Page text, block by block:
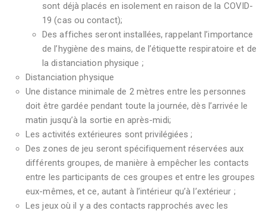
sont déjà placés en isolement en raison de la COVID-
19 (cas ou contact);
Des affiches seront installées, rappelant l’importance
de l’hygiène des mains, de l’étiquette respiratoire et de
la distanciation physique ;
Distanciation physique
Une distance minimale de 2 mètres entre les personnes
doit être gardée pendant toute la journée, dès l’arrivée le
matin jusqu’à la sortie en après-midi;
Les activités extérieures sont privilégiées ;
Des zones de jeu seront spécifiquement réservées aux
différents groupes, de manière à empêcher les contacts
entre les participants de ces groupes et entre les groupes
eux-mêmes, et ce, autant à l’intérieur qu’à l’extérieur ;
Les jeux où il y a des contacts rapprochés avec les